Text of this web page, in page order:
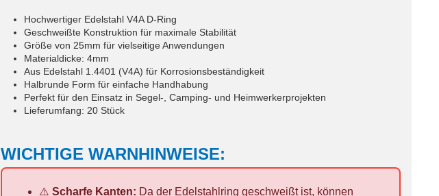
Hochwertiger Edelstahl V4A D-Ring
Geschweißte Konstruktion für maximale Stabilität
Größe von 25mm für vielseitige Anwendungen
Materialdicke: 4mm
Aus Edelstahl 1.4401 (V4A) für Korrosionsbeständigkeit
Halbrunde Form für einfache Handhabung
Perfekt für den Einsatz in Segel-, Camping- und Heimwerkerprojekten
Lieferumfang: 20 Stück
WICHTIGE WARNHINWEISE:
⚠️Scharfe Kanten: Da der Edelstahlring geschweißt ist, können